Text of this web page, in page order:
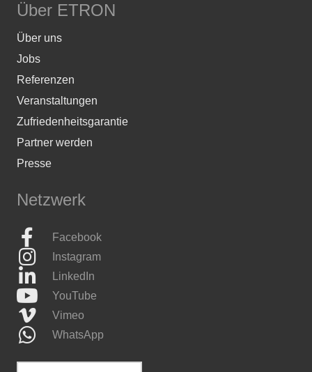
Über ETRON
Über uns
Jobs
Referenzen
Veranstaltungen
Zufriedenheitsgarantie
Partner werden
Presse
Netzwerk
Facebook
Instagram
LinkedIn
YouTube
Vimeo
WhatsApp